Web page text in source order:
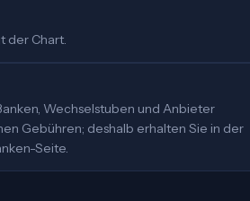
der Chart.
Wechselstuben und Anbieter
Gebühren; deshalb erhalten Sie in der
Seite.